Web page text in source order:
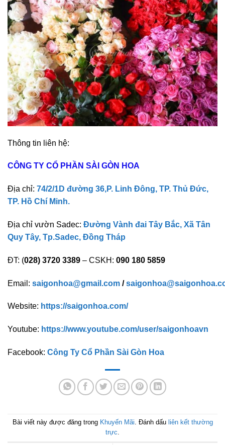
Thông tin liên hệ:
CÔNG TY CỔ PHẦN SÀI GÒN HOA
Địa chỉ: 74/2/1D đường 36,P. Linh Đông, TP. Thủ Đức,
TP. Hồ Chí Minh.
Địa chỉ vườn Sadec: Đường Vành đai Tây Bắc, Xã Tân
Quy Tây, Tp.Sadec, Đồng Tháp
ĐT: (028) 3720 3389 – CSKH: 090 180 5859
Email: saigonhoa@gmail.com /
Website: https://saigonhoa.com/
Youtube: https://www.youtube.com/user/saigonhoavn
Facebook: Công Ty Cổ Phần Sài Gòn Hoa
Bài viết này được đăng trong Khuyến Mãi. Đánh dấu liên kết thường
trực.